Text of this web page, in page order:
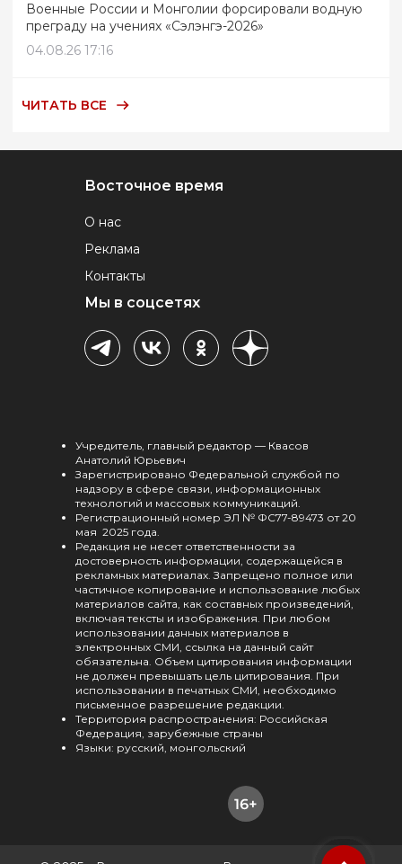
Военные России и Монголии форсировали водную
преграду на учениях «Сэлэнгэ-2026»
04.08.26 17:16
ЧИТАТЬ ВСЕ
Восточное время
О нас
Реклама
Контакты
Мы в соцсетях
Учредитель, главный редактор — Квасов
Анатолий Юрьевич
Зарегистрировано Федеральной службой по
надзору в сфере связи, информационных
технологий и массовых коммуникаций.
Регистрационный номер ЭЛ № ФС77-89473 от 20
мая 2025 года.
Редакция не несет ответственности за
достоверность информации, содержащейся в
рекламных материалах. Запрещено полное или
частичное копирование и использование любых
материалов сайта, как составных произведений,
включая тексты и изображения. При любом
использовании данных материалов в
электронных СМИ, ссылка на данный сайт
обязательна. Объем цитирования информации
не должен превышать цель цитирования. При
использовании в печатных СМИ, необходимо
письменное разрешение редакции.
Территория распространения: Российская
Федерация, зарубежные страны
Языки: русский, монгольский